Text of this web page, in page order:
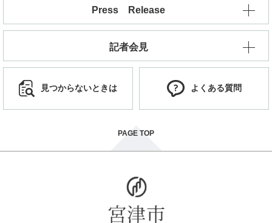
Press Release
記者会見
見つからないときは よくある質問
PAGE TOP